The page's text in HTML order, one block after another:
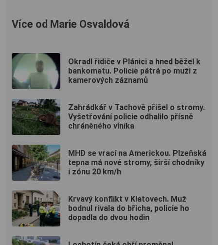
Více od Marie Osvaldová
Okradl řidiče v Plánici a hned běžel k
bankomatu. Policie pátrá po muži z
kamerových záznamů
Zahrádkář v Tachově přišel o stromy.
Vyšetřování policie odhalilo přísně
chráněného viníka
MHD se vrací na Americkou. Plzeňská
tepna má nové stromy, širší chodníky
i zónu 20 km/h
Krvavý konflikt v Klatovech. Muž
bodnul rivala do břicha, policie ho
dopadla do dvou hodin